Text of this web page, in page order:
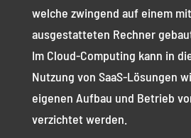
welche zwingend auf einem mit
ausgestatteten Rechner
Im Cloud-Computing kann in
Nutzung von SaaS-Lösungen
eigenen Aufbau und Betrieb
verzichtet werden.